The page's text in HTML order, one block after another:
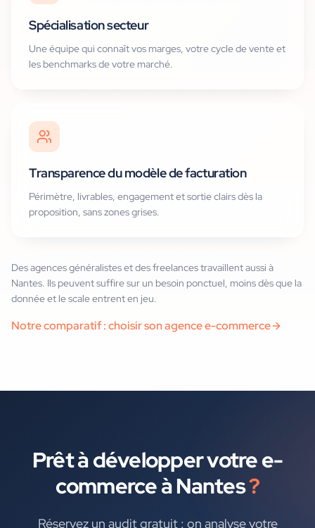
Spécialisation secteur
Une équipe qui connaît vos marges, votre cycle de vente et
les benchmarks de votre marché.
Transparence du modèle de facturation
Périmètre, livrables, engagement et sortie clairs dès la
proposition, sans zones grises.
Des agences généralistes et des freelances travaillent aussi à
Nantes. Ils peuvent suffire sur un besoin ponctuel, moins dès que la
donnée et le scale entrent en jeu.
Notre comparatif : choisir son agence e-commerce
Prêt à développer votree-
commerceàNantes?
Réservez un audit gratuit : on analyse votre